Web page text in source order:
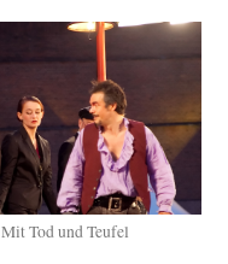
Mit Tod und Teufel